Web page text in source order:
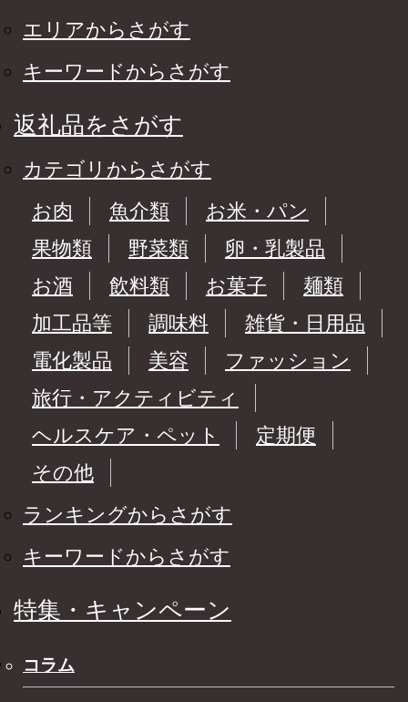
エリアからさがす
キーワードからさがす
返礼品をさがす
カテゴリからさがす
お肉
魚介類
お米・パン
果物類
野菜類
卵・乳製品
お酒
飲料類 お菓子
麺類
加工品等
調味料
雑貨・日用品
電化製品
美容
ファッション
旅行・アクティビティ
ヘルスケア・ペット
定期便
その他
ランキングからさがす
キーワードからさがす
特集・キャンペーン
コラム